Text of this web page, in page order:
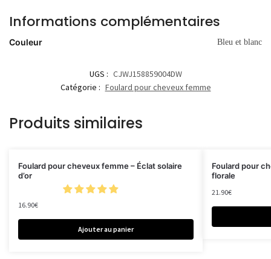
Informations complémentaires
Couleur Bleu et blanc
UGS : CJWJ158859004DW
Catégorie : Foulard pour cheveux femme
Produits similaires
Foulard pour cheveux femme – Éclat solaire
d’or
16.90€
Ajouter au panier
Foulard pour
florale
21.90€